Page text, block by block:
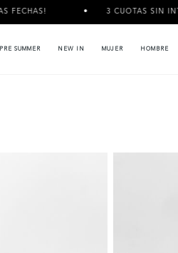
3 CUOTAS SIN INTERÉS
PRE SUMMER NEW IN MUJER HOMBRE